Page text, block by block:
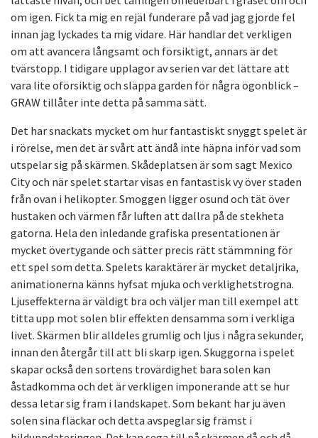
om igen. Fick ta mig en rejäl funderare på vad jag gjorde fel
innan jag lyckades ta mig vidare. Här handlar det verkligen
om att avancera långsamt och försiktigt, annars är det
tvärstopp. I tidigare upplagor av serien var det lättare att
vara lite oförsiktig och släppa garden för några ögonblick –
GRAW tillåter inte detta på samma sätt.
Det har snackats mycket om hur fantastiskt snyggt spelet är
i rörelse, men det är svårt att ändå inte häpna inför vad som
utspelar sig på skärmen. Skådeplatsen är som sagt Mexico
City och när spelet startar visas en fantastisk vy över staden
från ovan i helikopter. Smoggen ligger osund och tät över
hustaken och värmen får luften att dallra på de stekheta
gatorna. Hela den inledande grafiska presentationen är
mycket övertygande och sätter precis rätt stämmning för
ett spel som detta. Spelets karaktärer är mycket detaljrika,
animationerna känns hyfsat mjuka och verklighetstrogna.
Ljuseffekterna är väldigt bra och väljer man till exempel att
titta upp mot solen blir effekten densamma som i verkliga
livet. Skärmen blir alldeles grumlig och ljus i några sekunder,
innan den återgår till att bli skarp igen. Skuggorna i spelet
skapar också den sortens trovärdighet bara solen kan
åstadkomma och det är verkligen imponerande att se hur
dessa letar sig fram i landskapet. Som bekant har ju även
solen sina fläckar och detta avspeglar sig främst i